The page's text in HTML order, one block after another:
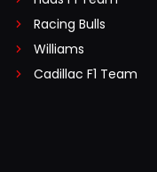
Racing Bulls
Williams
Cadillac F1 Team